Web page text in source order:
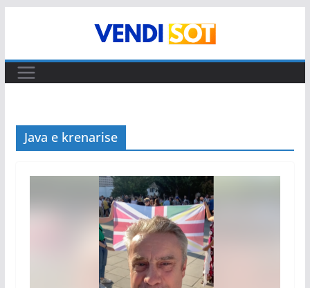
Java e krenarise